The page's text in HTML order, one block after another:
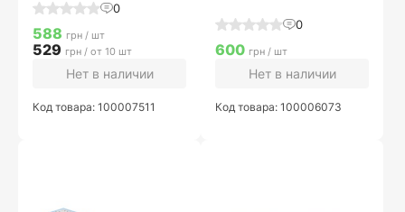
0
588 грн / шт
529 грн / от 10 шт
Нет в наличии
Код товара: 100007511
0
600 грн / шт
Нет в наличии
Код товара: 100006073